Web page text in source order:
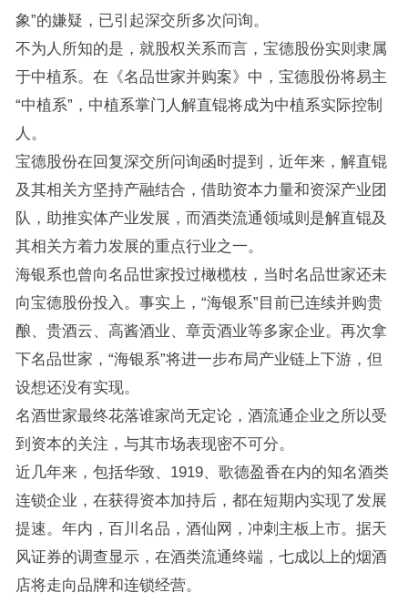
象”的嫌疑，已引起深交所多次问询。
不为人所知的是，就股权关系而言，宝德股份实则隶属
于中植系。在《名品世家并购案》中，宝德股份将易主
“中植系”，中植系掌门人解直锟将成为中植系实际控制
人。
宝德股份在回复深交所问询函时提到，近年来，解直锟
及其相关方坚持产融结合，借助资本力量和资深产业团
队，助推实体产业发展，而酒类流通领域则是解直锟及
其相关方着力发展的重点行业之一。
海银系也曾向名品世家投过橄榄枝，当时名品世家还未
向宝德股份投入。事实上，“海银系”目前已连续并购贵
酿、贵酒云、高酱酒业、章贡酒业等多家企业。再次拿
下名品世家，“海银系”将进一步布局产业链上下游，但
设想还没有实现。
名酒世家最终花落谁家尚无定论，酒流通企业之所以受
到资本的关注，与其市场表现密不可分。
近几年来，包括华致、1919、歌德盈香在内的知名酒类
连锁企业，在获得资本加持后，都在短期内实现了发展
提速。年内，百川名品，酒仙网，冲刺主板上市。据天
风证券的调查显示，在酒类流通终端，七成以上的烟酒
店将走向品牌和连锁经营。